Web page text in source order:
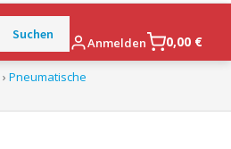
Anmelden 0,00 €
› Pneumatische